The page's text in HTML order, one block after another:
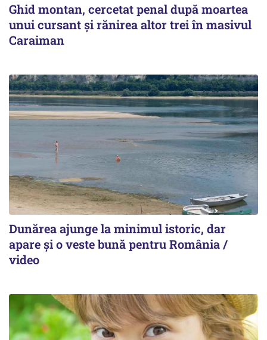
Ghid montan, cercetat penal după moartea
unui cursant și rănirea altor trei în masivul
Caraiman
Dunărea ajunge la minimul istoric, dar
apare și o veste bună pentru România /
video